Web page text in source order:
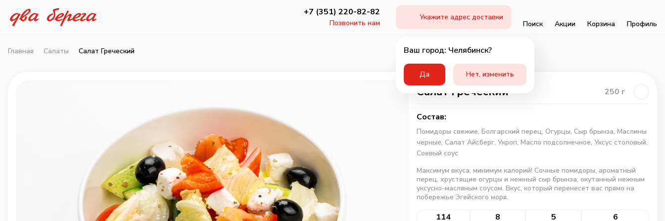
+7 (351) 220-82-82
Позвонить нам
Укажите адрес доставки
Ваш город: Челябинск?
Да Нет, изменить
Поиск Акции Корзина Профиль
Главная Салаты Салат Греческий
Салат Греческий 250 г
Состав:
Помидоры свежие, Болгарский перец, Огурцы, Сыр брынза, Маслины
черные, Салат Айсберг, Укроп, Масло подсолнечное, Уксус столовый,
Соевый соус
Максимум вкуса, минимум калорий! Сочные помидоры, ароматный
перец, хрустящие огурцы и нежный сыр брынза, окутанный нежным
уксусно-масляным соусом. Вкус, который перенесет вас прямо на
побережье Эгейского моря.
114 8 5 6